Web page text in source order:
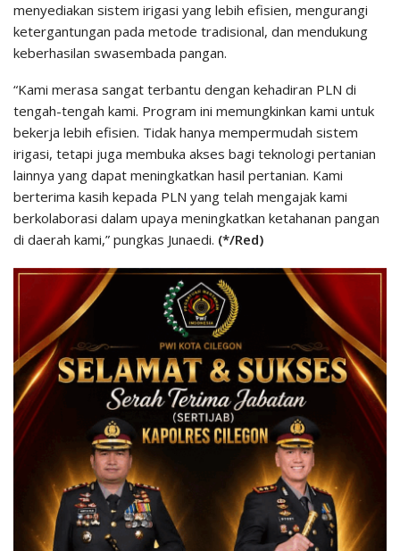
menyediakan sistem irigasi yang lebih efisien, mengurangi
ketergantungan pada metode tradisional, dan mendukung
keberhasilan swasembada pangan.
“Kami merasa sangat terbantu dengan kehadiran PLN di
tengah-tengah kami. Program ini memungkinkan kami untuk
bekerja lebih efisien. Tidak hanya mempermudah sistem
irigasi, tetapi juga membuka akses bagi teknologi pertanian
lainnya yang dapat meningkatkan hasil pertanian. Kami
berterima kasih kepada PLN yang telah mengajak kami
berkolaborasi dalam upaya meningkatkan ketahanan pangan
di daerah kami,” pungkas Junaedi. (*/Red)